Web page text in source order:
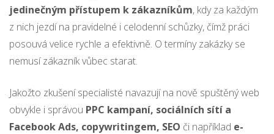
jedinečným přístupem k zákazníkům, kdy za každým
z nich jezdí na pravidelné i celodenní schůzky, čímž práci
posouvá velice rychle a efektivně. O termíny zakázky se
nemusí zákazník vůbec starat.
Jakožto zkušení specialisté navazují na nově spuštěný web
obvykle i správou PPC kampaní, sociálních sítí a
Facebook Ads, copywritingem, SEO či například e-